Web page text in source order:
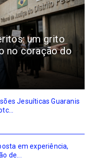
um grito
no coração do
Jesuíticas Guaranis
em experiência,
de...